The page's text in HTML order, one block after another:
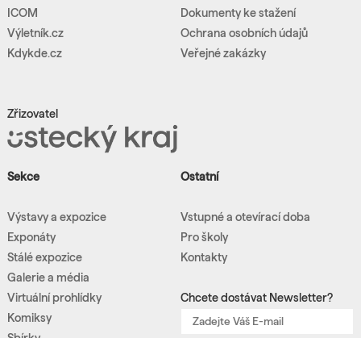
ICOM
Výletník.cz
Kdykde.cz
Zřizovatel
Dokumenty ke stažení
Ochrana osobních údajů
Veřejné zakázky
Sekce
Výstavy a expozice
Exponáty
Stálé expozice
Galerie a média
Virtuální prohlídky
Komiksy
Ostatní
Vstupné a otevírací doba
Pro školy
Kontakty
Chcete dostávat Newsletter?